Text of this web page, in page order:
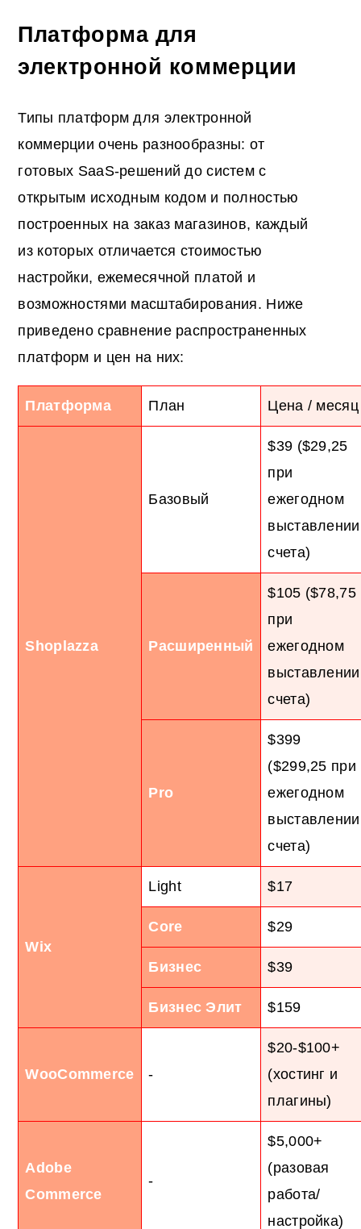
Платформа для
электронной коммерции
Типы платформ для электронной
коммерции очень разнообразны: от
готовых SaaS-решений до систем с
открытым исходным кодом и полностью
построенных на заказ магазинов, каждый
из которых отличается стоимостью
настройки, ежемесячной платой и
возможностями масштабирования. Ниже
приведено сравнение распространенных
платформ и цен на них:
Платформа План Цена / месяц
Shoplazza
Базовый
$39 ($29,25
при
ежегодном
выставлении
счета)
Расширенный
$105 ($78,75
при
ежегодном
выставлении
счета)
Pro
$399
($299,25 при
ежегодном
выставлении
счета)
Wix
Light $17
Core $29
Бизнес $39
Бизнес Элит $159
WooCommerce -
$20-$100+
(хостинг и
плагины)
Adobe
Commerce
-
$5,000+
(разовая
работа/
настройка)